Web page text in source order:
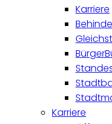
Karriere
Karriere